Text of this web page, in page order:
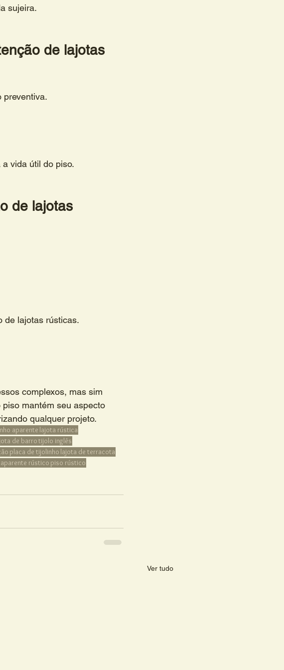
sujeira.
de lajotas
preventiva.
vida útil do piso.
de lajotas
de lajotas rústicas.
complexos, mas sim
mantém seu aspecto
qualquer projeto.
aparente lajota rústica
de barrotijolo inglês
placa de tijolinho lajota de terracota
rústico piso rústico
Ver tudo